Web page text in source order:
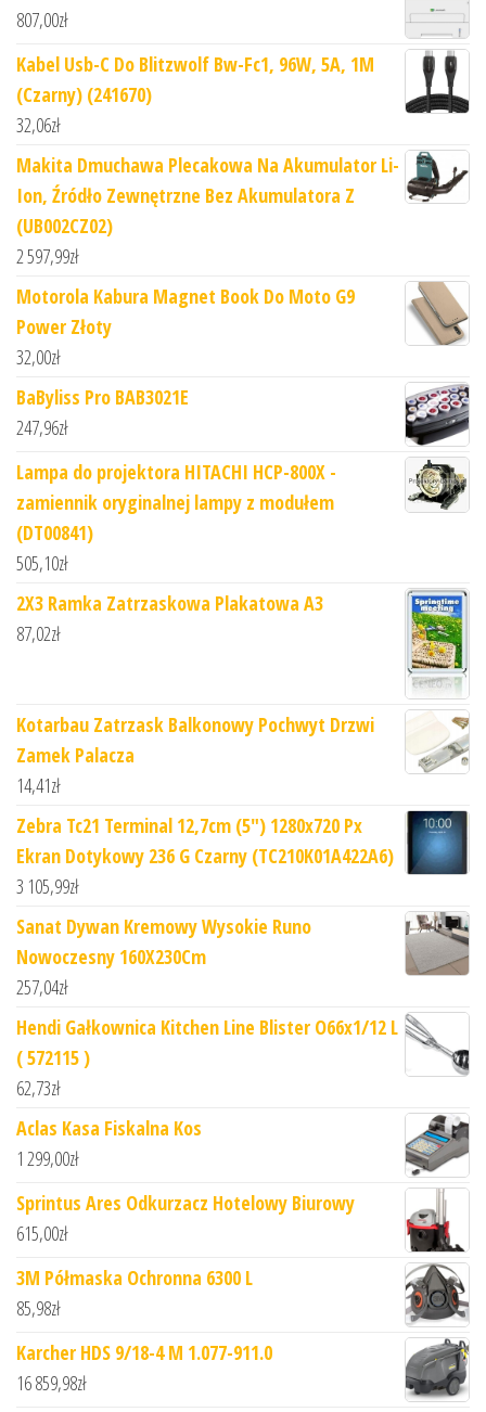
807,00zł
Kabel Usb-C Do Blitzwolf Bw-Fc1, 96W, 5A, 1M
(Czarny) (241670)
32,06zł
Makita Dmuchawa Plecakowa Na Akumulator Li-
Ion, Źródło Zewnętrzne Bez Akumulatora Z
(UB002CZ02)
2 597,99zł
Motorola Kabura Magnet Book Do Moto G9
Power Złoty
32,00zł
BaByliss Pro BAB3021E
247,96zł
Lampa do projektora HITACHI HCP-800X -
zamiennik oryginalnej lampy z modułem
(DT00841)
505,10zł
2X3 Ramka Zatrzaskowa Plakatowa A3
87,02zł
Kotarbau Zatrzask Balkonowy Pochwyt Drzwi
Zamek Palacza
14,41zł
Zebra Tc21 Terminal 12,7cm (5") 1280x720 Px
Ekran Dotykowy 236 G Czarny (TC210K01A422A6)
3 105,99zł
Sanat Dywan Kremowy Wysokie Runo
Nowoczesny 160X230Cm
257,04zł
Hendi Gałkownica Kitchen Line Blister O66x1/12 L
( 572115 )
62,73zł
Aclas Kasa Fiskalna Kos
1 299,00zł
Sprintus Ares Odkurzacz Hotelowy Biurowy
615,00zł
3M Półmaska Ochronna 6300 L
85,98zł
Karcher HDS 9/18-4 M 1.077-911.0
16 859,98zł